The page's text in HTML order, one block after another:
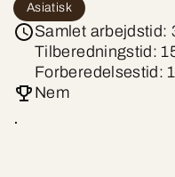
Asiatisk
Samlet arbejdstid:
Tilberedningstid:
Forberedelsestid:
Nem
.